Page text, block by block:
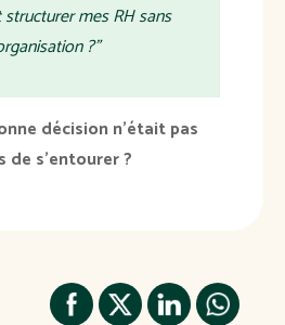
mes RH sans
?”
décision n’était pas
s’entourer ?